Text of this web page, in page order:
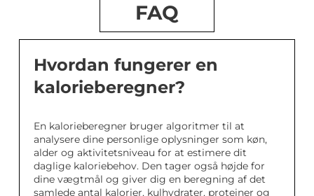
FAQ
Hvordan fungerer en
kalorieberegner?
En kalorieberegner bruger algoritmer til at
analysere dine personlige oplysninger som køn,
alder og aktivitetsniveau for at estimere dit
daglige kaloriebehov. Den tager også højde for
dine vægtmål og giver dig en beregning af det
samlede antal kalorier, kulhydrater, proteiner og